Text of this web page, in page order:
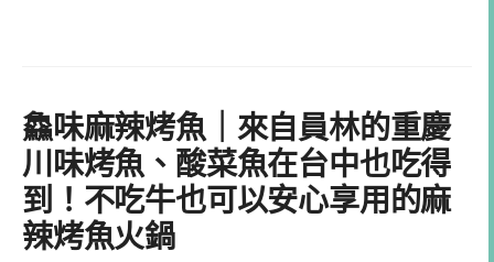
鱻味麻辣烤魚｜來自員林的重慶
川味烤魚、酸菜魚在台中也吃得
到！不吃牛也可以安心享用的麻
辣烤魚火鍋